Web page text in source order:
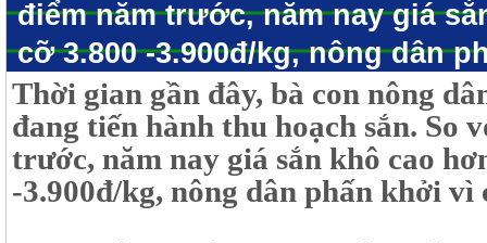
điểm năm trước, năm nay giá
cỡ 3.800 -3.900đ/kg, nông dân
Thời gian gần đây, bà con nông
đang tiến hành thu hoạch sắn. So
trước, năm nay giá sắn khô cao
-3.900đ/kg, nông dân phấn khởi vì